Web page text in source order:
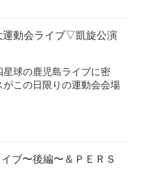
動会ライブ▽凱旋公演
星球の鹿児島ライブに密
この日限りの運動会会場
ブ〜後編〜＆ＰＥＲＳ